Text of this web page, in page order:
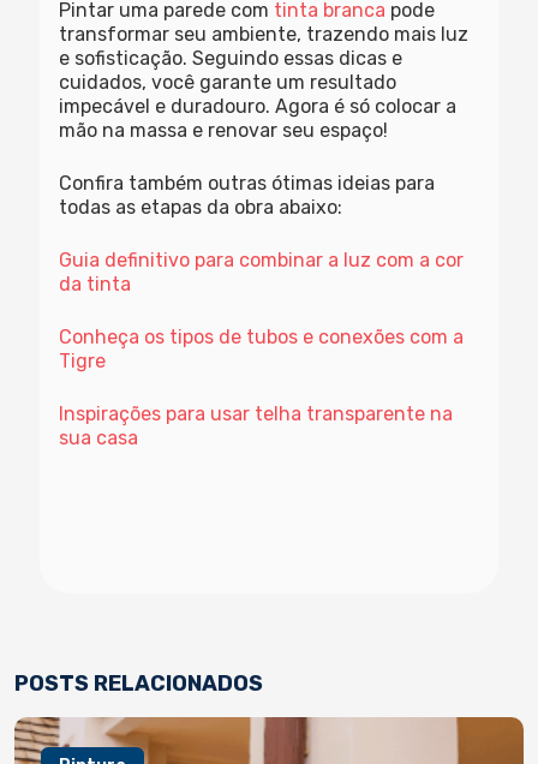
Pintar uma parede com tinta branca pode
transformar seu ambiente, trazendo mais luz
e sofisticação. Seguindo essas dicas e
cuidados, você garante um resultado
impecável e duradouro. Agora é só colocar a
mão na massa e renovar seu espaço!
Confira também outras ótimas ideias para
todas as etapas da obra abaixo:
Guia definitivo para combinar a luz com a cor
da tinta
Conheça os tipos de tubos e conexões com a
Tigre
Inspirações para usar telha transparente na
sua casa
POSTS RELACIONADOS